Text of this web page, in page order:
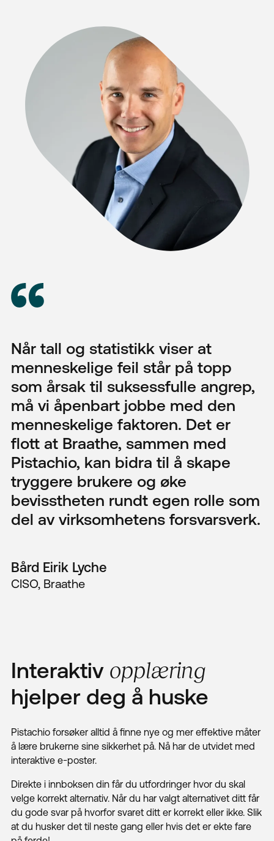
Når tall og statistikk viser at
menneskelige feil står på topp
som årsak til suksessfulle angrep,
må vi åpenbart jobbe med den
menneskelige faktoren. Det er
flott at Braathe, sammen med
Pistachio, kan bidra til å skape
tryggere brukere og øke
bevisstheten rundt egen rolle som
del av virksomhetens forsvarsverk.
Bård Eirik Lyche
CISO, Braathe
Interaktiv opplæring
hjelper deg å huske
Pistachio forsøker alltid å finne nye og mer effektive måter
å lære brukerne sine sikkerhet på. Nå har de utvidet med
interaktive e-poster.
Direkte i innboksen din får du utfordringer hvor du skal
velge korrekt alternativ. Når du har valgt alternativet ditt får
du gode svar på hvorfor svaret ditt er korrekt eller ikke. Slik
at du husker det til neste gang eller hvis det er ekte fare